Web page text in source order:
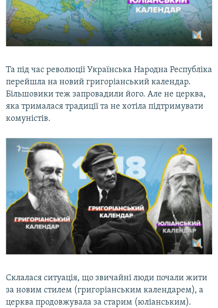
Та під час революції Українська Народна Республіка
перейшла на новий григоріанський календар.
Більшовики теж запровадили його. Але не церква,
яка трималася традиції та не хотіла підтримувати
комуністів.
Склалася ситуація, що звичайні люди почали жити
за новим стилем (григоріанським календарем), а
церква продовжувала за старим (юліанським).